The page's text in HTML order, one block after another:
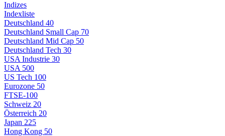
Indizes
Indexliste
Deutschland 40
Deutschland Small Cap 70
Deutschland Mid Cap 50
Deutschland Tech 30
USA Industrie 30
USA 500
US Tech 100
Eurozone 50
FTSE-100
Schweiz 20
Österreich 20
Japan 225
Hong Kong 50